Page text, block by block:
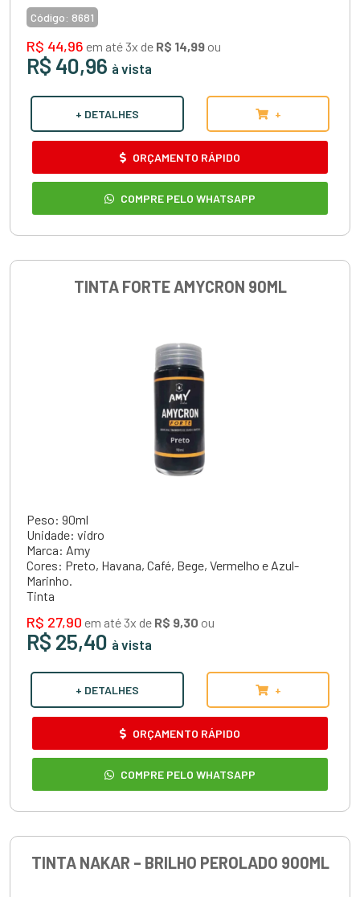
Código: 8681
R$ 44,96 em até 3x de R$ 14,99 ou
R$ 40,96 à vista
+ DETALHES +
ORÇAMENTO RÁPIDO
COMPRE PELO WHATSAPP
TINTA FORTE AMYCRON 90ML
Peso: 90ml
Unidade: vidro
Marca: Amy
Cores: Preto, Havana, Café, Bege, Vermelho e Azul-
Marinho.
Tinta
R$ 27,90 em até 3x de R$ 9,30 ou
R$ 25,40 à vista
+ DETALHES +
ORÇAMENTO RÁPIDO
COMPRE PELO WHATSAPP
TINTA NAKAR – BRILHO PEROLADO 900ML